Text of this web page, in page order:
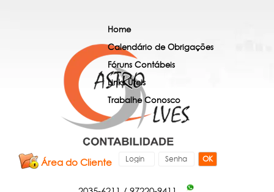
Home
Calendário de Obrigações
Fóruns Contábeis
Links Úteis
Trabalhe Conosco
Área do Cliente OK